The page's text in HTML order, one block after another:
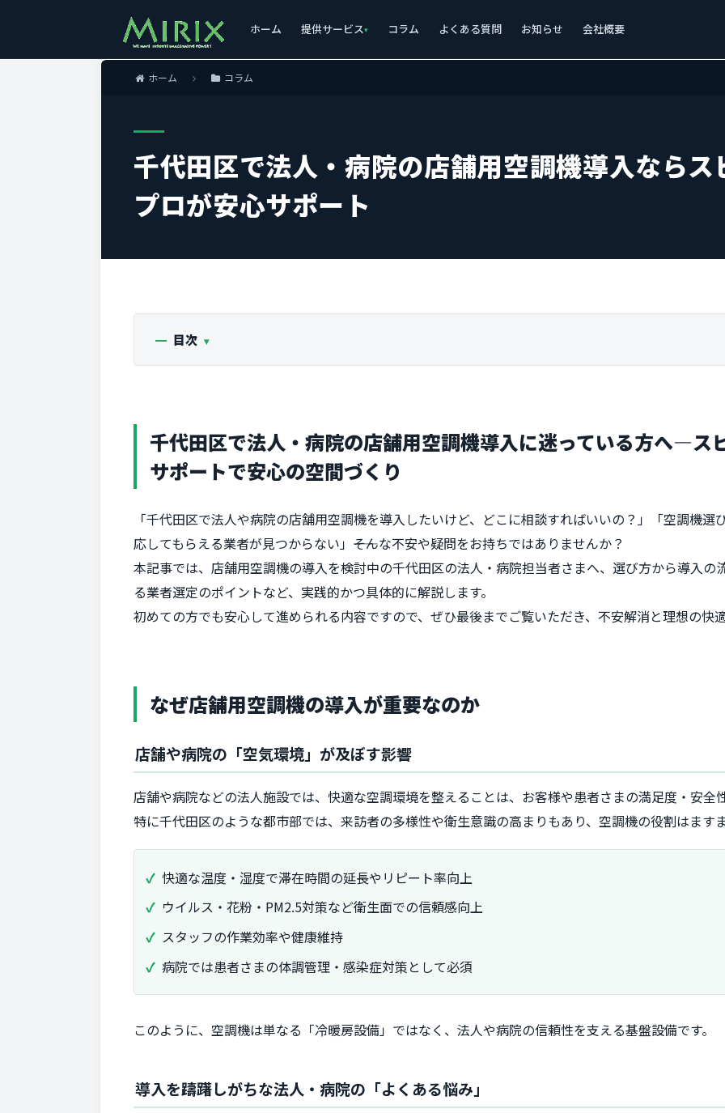
ホーム 提供サービス コラム よくある質問 お知らせ 会社概要
ホーム コラム
千代田区で法人・病院の店舗用空調機導入なら
プロが安心サポート
目次
千代田区で法人・病院の店舗用空調機導入に迷っている方へ―ス
サポートで安心の空間づくり
「千代田区で法人や病院の店舗用空調機を導入したいけど、どこに相談すればいいの？」「空調機
応してもらえる業者が見つからない」――そんな不安や疑問をお持ちではありませんか？
本記事では、店舗用空調機の導入を検討中の千代田区の法人・病院担当者さまへ、選び方から導入の
る業者選定のポイントなど、実践的かつ具体的に解説します。
初めての方でも安心して進められる内容ですので、ぜひ最後までご覧いただき、不安解消と理想の快
なぜ店舗用空調機の導入が重要なのか
店舗や病院の「空気環境」が及ぼす影響
店舗や病院などの法人施設では、快適な空調環境を整えることは、お客様や患者さまの満足度・安全
特に千代田区のような都市部では、来訪者の多様性や衛生意識の高まりもあり、空調機の役割はます
快適な温度・湿度で滞在時間の延長やリピート率向上
ウイルス・花粉・PM2.5対策など衛生面での信頼感向上
スタッフの作業効率や健康維持
病院では患者さまの体調管理・感染症対策として必須
このように、空調機は単なる「冷暖房設備」ではなく、法人や病院の信頼性を支える基盤設備です。
導入を躊躇しがちな法人・病院の「よくある悩み」